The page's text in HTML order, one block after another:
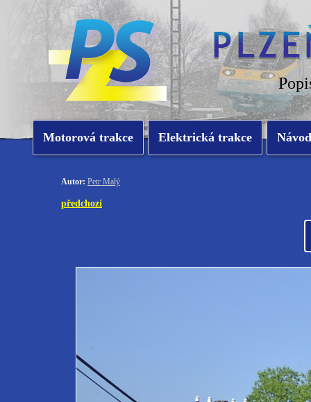
Motorová trakce Elektrická trakce
Autor: Petr Malý
předchozí